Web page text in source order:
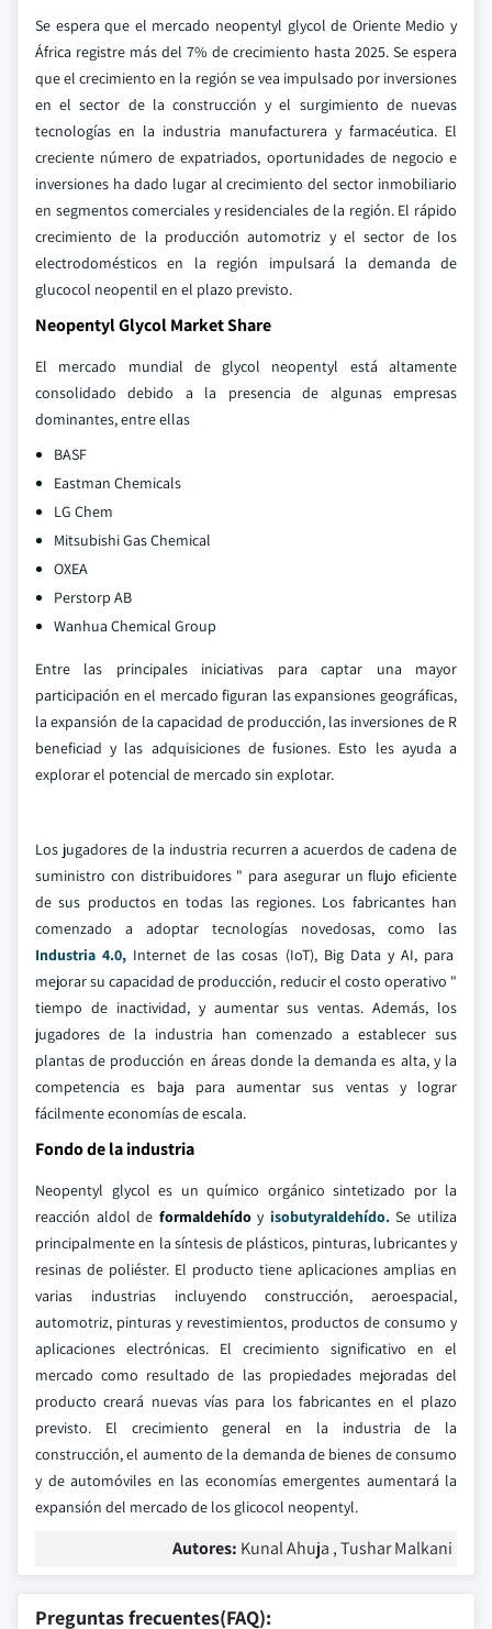
Se espera que el mercado neopentyl glycol de Oriente Medio y
África registre más del 7% de crecimiento hasta 2025. Se espera
que el crecimiento en la región se vea impulsado por inversiones
en el sector de la construcción y el surgimiento de nuevas
tecnologías en la industria manufacturera y farmacéutica. El
creciente número de expatriados, oportunidades de negocio e
inversiones ha dado lugar al crecimiento del sector inmobiliario
en segmentos comerciales y residenciales de la región. El rápido
crecimiento de la producción automotriz y el sector de los
electrodomésticos en la región impulsará la demanda de
glucocol neopentil en el plazo previsto.
Neopentyl Glycol Market Share
El mercado mundial de glycol neopentyl está altamente
consolidado debido a la presencia de algunas empresas
dominantes, entre ellas
BASF
Eastman Chemicals
LG Chem
Mitsubishi Gas Chemical
OXEA
Perstorp AB
Wanhua Chemical Group
Entre las principales iniciativas para captar una mayor
participación en el mercado figuran las expansiones geográficas,
la expansión de la capacidad de producción, las inversiones de R
beneficiad y las adquisiciones de fusiones. Esto les ayuda a
explorar el potencial de mercado sin explotar.
Los jugadores de la industria recurren a acuerdos de cadena de
suministro con distribuidores " para asegurar un flujo eficiente
de sus productos en todas las regiones. Los fabricantes han
comenzado a adoptar tecnologías novedosas, como las
Industria 4.0, Internet de las cosas (IoT), Big Data y AI, para
mejorar su capacidad de producción, reducir el costo operativo "
tiempo de inactividad, y aumentar sus ventas. Además, los
jugadores de la industria han comenzado a establecer sus
plantas de producción en áreas donde la demanda es alta, y la
competencia es baja para aumentar sus ventas y lograr
fácilmente economías de escala.
Fondo de la industria
Neopentyl glycol es un químico orgánico sintetizado por la
reacción aldol de formaldehídoy isobutyraldehído.Se utiliza
principalmente en la síntesis de plásticos, pinturas, lubricantes y
resinas de poliéster. El producto tiene aplicaciones amplias en
varias industrias incluyendo construcción, aeroespacial,
automotriz, pinturas y revestimientos, productos de consumo y
aplicaciones electrónicas. El crecimiento significativo en el
mercado como resultado de las propiedades mejoradas del
producto creará nuevas vías para los fabricantes en el plazo
previsto. El crecimiento general en la industria de la
construcción, el aumento de la demanda de bienes de consumo
y de automóviles en las economías emergentes aumentará la
expansión del mercado de los glicocol neopentyl.
Autores: Kunal Ahuja , Tushar Malkani
Preguntas frecuentes(FAQ):